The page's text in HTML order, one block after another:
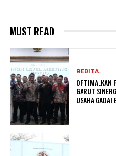
MUST READ
BERITA
OPTIMALKAN
GARUT
USAHA GADAI